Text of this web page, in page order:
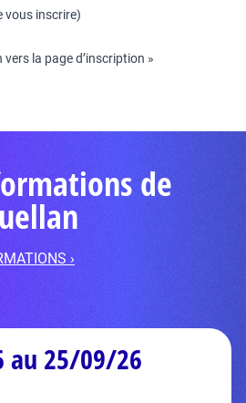
vous inscrire)
la page d’inscription »
de
›
au 25/09/26